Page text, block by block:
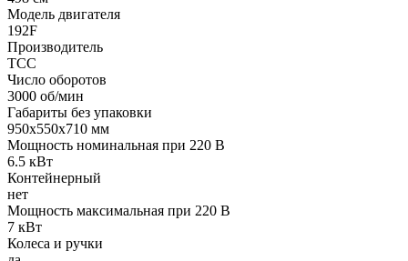
Модель двигателя
192F
Производитель
ТСС
Число оборотов
3000 об/мин
Габариты без упаковки
950х550х710 мм
Мощность номинальная при 220 В
6.5 кВт
Контейнерный
нет
Мощность максимальная при 220 В
7 кВт
Колеса и ручки